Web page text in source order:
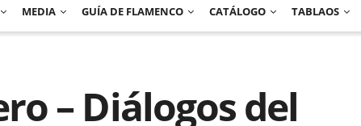
MEDIA GUÍA DE FLAMENCO CATÁLOGO TABLAOS
– Diálogos del